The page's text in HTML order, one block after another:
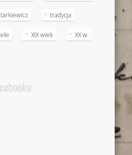
tradycja
XIX wiek XX w.